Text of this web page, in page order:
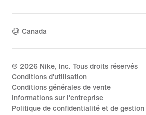
Canada
© 2026 Nike, Inc. Tous droits réservés
Conditions d'utilisation
Conditions générales de vente
Informations sur l'entreprise
Politique de confidentialité et de